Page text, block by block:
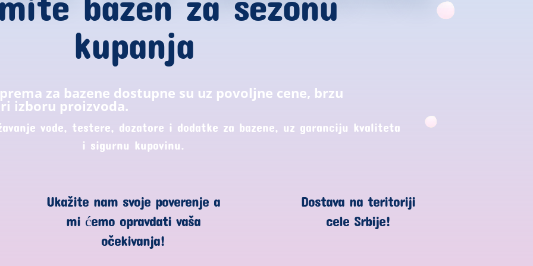
kupanja
za bazene dostupne su uz povoljne cene, brzu
izboru proizvoda.
vode, testere, dozatore i dodatke za bazene, uz garanciju kvaliteta
i sigurnu kupovinu.
Ukažite nam svoje poverenje a
mi ćemo opravdati vaša
očekivanja!
Dostava na teritoriji
cele Srbije!